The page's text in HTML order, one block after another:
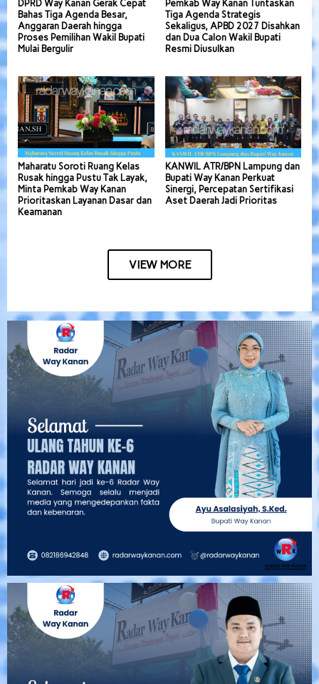
DPRD Way Kanan Gerak Cepat
Bahas Tiga Agenda Besar,
Anggaran Daerah hingga
Proses Pemilihan Wakil Bupati
Mulai Bergulir
Pemkab Way Kanan Tuntaskan
Tiga Agenda Strategis
Sekaligus, APBD 2027 Disahkan
dan Dua Calon Wakil Bupati
Resmi Diusulkan
Maharatu Soroti Ruang Kelas
Rusak hingga Pustu Tak Layak,
Minta Pemkab Way Kanan
Prioritaskan Layanan Dasar dan
Keamanan
KANWIL ATR/BPN Lampung dan
Bupati Way Kanan Perkuat
Sinergi, Percepatan Sertifikasi
Aset Daerah Jadi Prioritas
VIEW MORE